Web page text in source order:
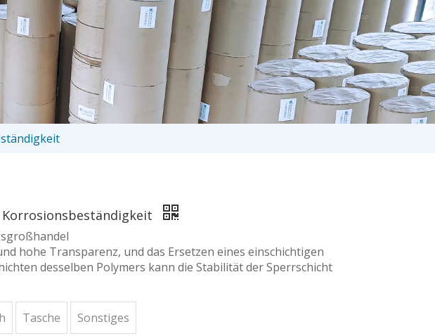
hohe Transparenz, und das Ersetzen eines einschichtigen
desselben Polymers kann die Stabilität der Sperrschicht
Tasche Sonstiges